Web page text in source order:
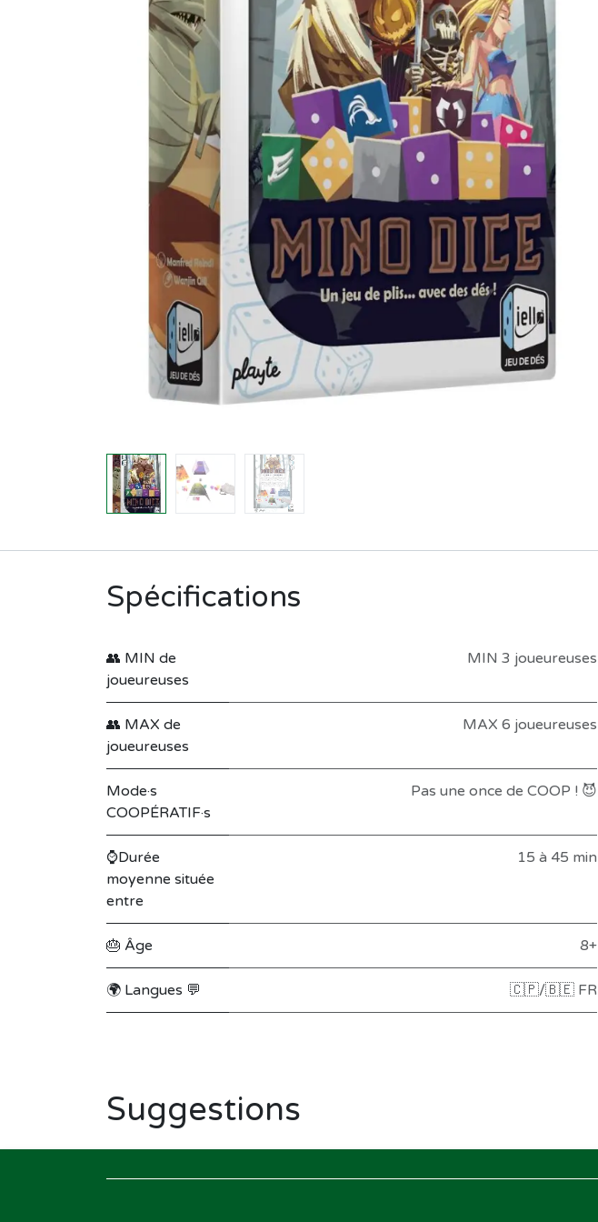
Spécifications
👥 MIN de
joueureuses
MIN 3 joueureuses
👥 MAX de
joueureuses
MAX 6 joueureuses
Mode·s
COOPÉRATIF·s
Pas une once de COOP ! 😈
⌚Durée
moyenne située
entre
15 à 45 min
🎂 Âge 8+
🌍 Langues 💬 🇨🇵/🇧🇪 FR
Suggestions